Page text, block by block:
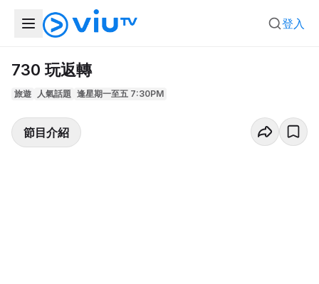
登入
730 玩返轉
旅遊 人氣話題 逢星期一至五 7:30PM
節目介紹